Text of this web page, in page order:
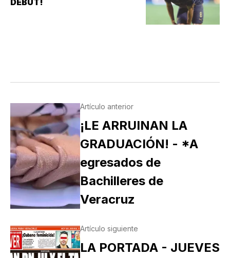
DEBUT!
Artículo anterior
¡LE ARRUINAN LA
GRADUACIÓN! - *A
egresados de
Bachilleres de
Veracruz
Artículo siguiente
LA PORTADA - JUEVES